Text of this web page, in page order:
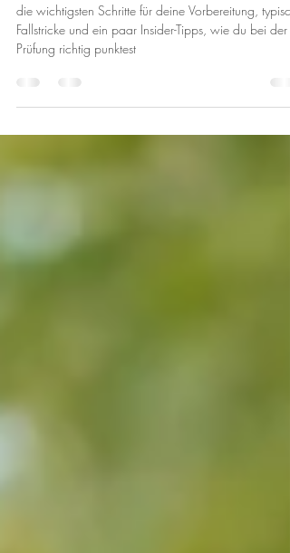
du sicher und gelassen bestehst
die wichtigsten Schritte für deine Vorbereitung,
Fallstricke und ein paar Insider-Tipps, wie du bei der